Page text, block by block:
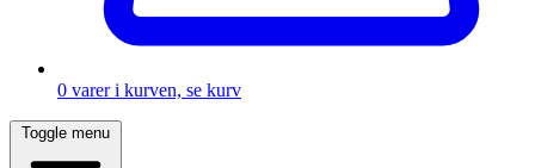
0 varer i kurven, se kurv
Toggle menu